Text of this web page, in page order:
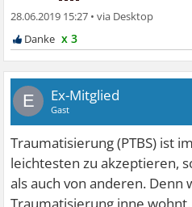
28.06.2019 15:27 •
x 3
E Ex-Mitglied
Gast
Traumatisierung (PTBS) ist
leichtesten zu akzeptieren,
als auch von anderen. Denn